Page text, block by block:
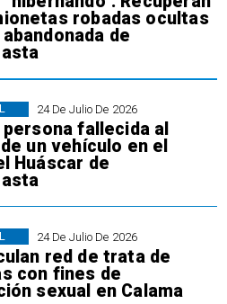
robadas ocultas
de
24 De Julio De 2026
persona fallecida al
un vehículo en el
Huáscar de
24 De Julio De 2026
red de trata de
con fines de
sexual en Calama